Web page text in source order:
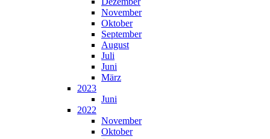
November
Oktober
September
August
Juli
Juni
März
2023
Juni
2022
November
Oktober